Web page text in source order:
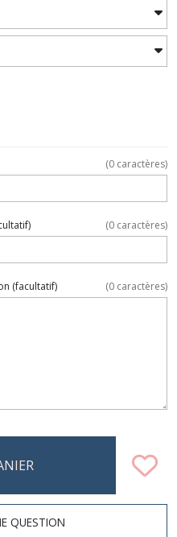
(0 caractères)
(0 caractères)
(facultatif) (0 caractères)
QUESTION